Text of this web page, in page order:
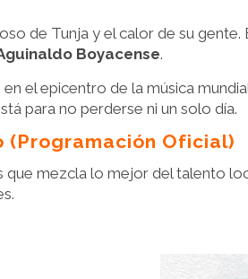
de Tunja y el calor de su
Boyacense.
en el epicentro de la música
para no perderse ni un solo día.
(Programación Oficial)
mezcla lo mejor del talento